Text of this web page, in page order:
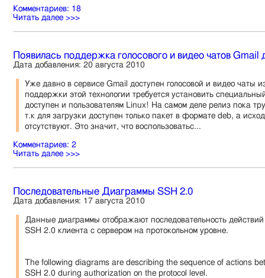
Комментариев: 18
Читать далее >>>
Появилась поддержка голосового и видео чатов Gmail
Дата добавления: 20 августа 2010
Уже давно в сервисе Gmail доступен голосовой и видео чаты
поддержки этой технологии требуется установить
доступен и пользователям Linux! На самом деле релиз пока
т.к для загрузки доступен только пакет в формате deb, а
отсутствуют. Это значит, что воспользоватьс...
Комментариев: 2
Читать далее >>>
Последовательные Диаграммы SSH 2.0
Дата добавления: 17 августа 2010
Данные диаграммы отображают последовательность
SSH 2.0 клиента с сервером на протокольном уровне.
The following diagrams are describing the sequence of actions
SSH 2.0 during authorization on the protocol level.